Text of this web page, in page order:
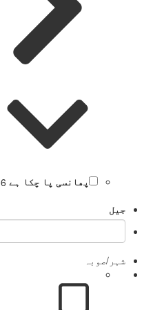
پھانسی پا چکا ہے
516
جیل
شہر/صوبہ